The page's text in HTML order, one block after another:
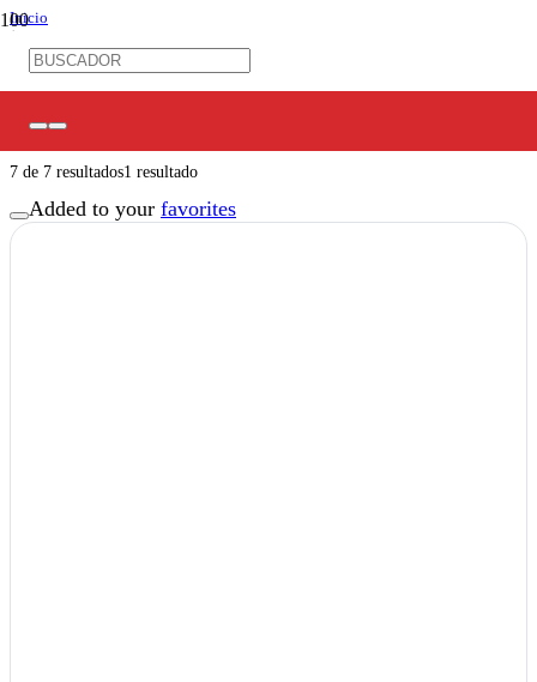
Inicio
/
Ferretería Eléctrica
Tensores / Conectores
Tensores / Conectores
7 de 7 resultados1 resultado
Added to your favorites